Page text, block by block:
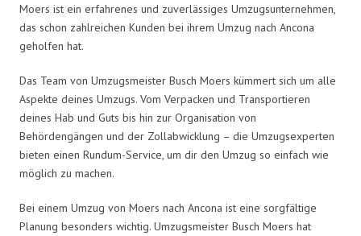
Moers ist ein erfahrenes und zuverlässiges Umzugsunternehmen,
das schon zahlreichen Kunden bei ihrem Umzug nach Ancona
geholfen hat.
Das Team von Umzugsmeister Busch Moers kümmert sich um alle
Aspekte deines Umzugs. Vom Verpacken und Transportieren
deines Hab und Guts bis hin zur Organisation von
Behördengängen und der Zollabwicklung – die Umzugsexperten
bieten einen Rundum-Service, um dir den Umzug so einfach wie
möglich zu machen.
Bei einem Umzug von Moers nach Ancona ist eine sorgfältige
Planung besonders wichtig. Umzugsmeister Busch Moers hat